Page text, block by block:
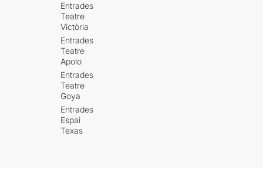
Entrades
Teatre
Victòria
Entrades
Teatre
Apolo
Entrades
Teatre
Goya
Entrades
Espai
Texas